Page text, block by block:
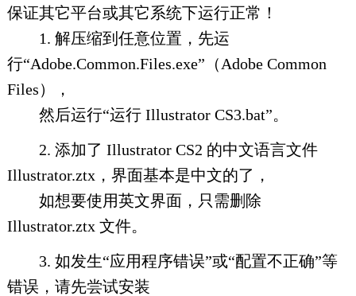
保证其它平台或其它系统下运行正常！
1. 解压缩到任意位置，先运
行“Adobe.Common.Files.exe”（Adobe Common
Files），
然后运行“运行 Illustrator CS3.bat”。
2. 添加了 Illustrator CS2 的中文语言文件
Illustrator.ztx，界面基本是中文的了，
如想要使用英文界面，只需删除
Illustrator.ztx 文件。
3. 如发生“应用程序错误”或“配置不正确”等
错误，请先尝试安装